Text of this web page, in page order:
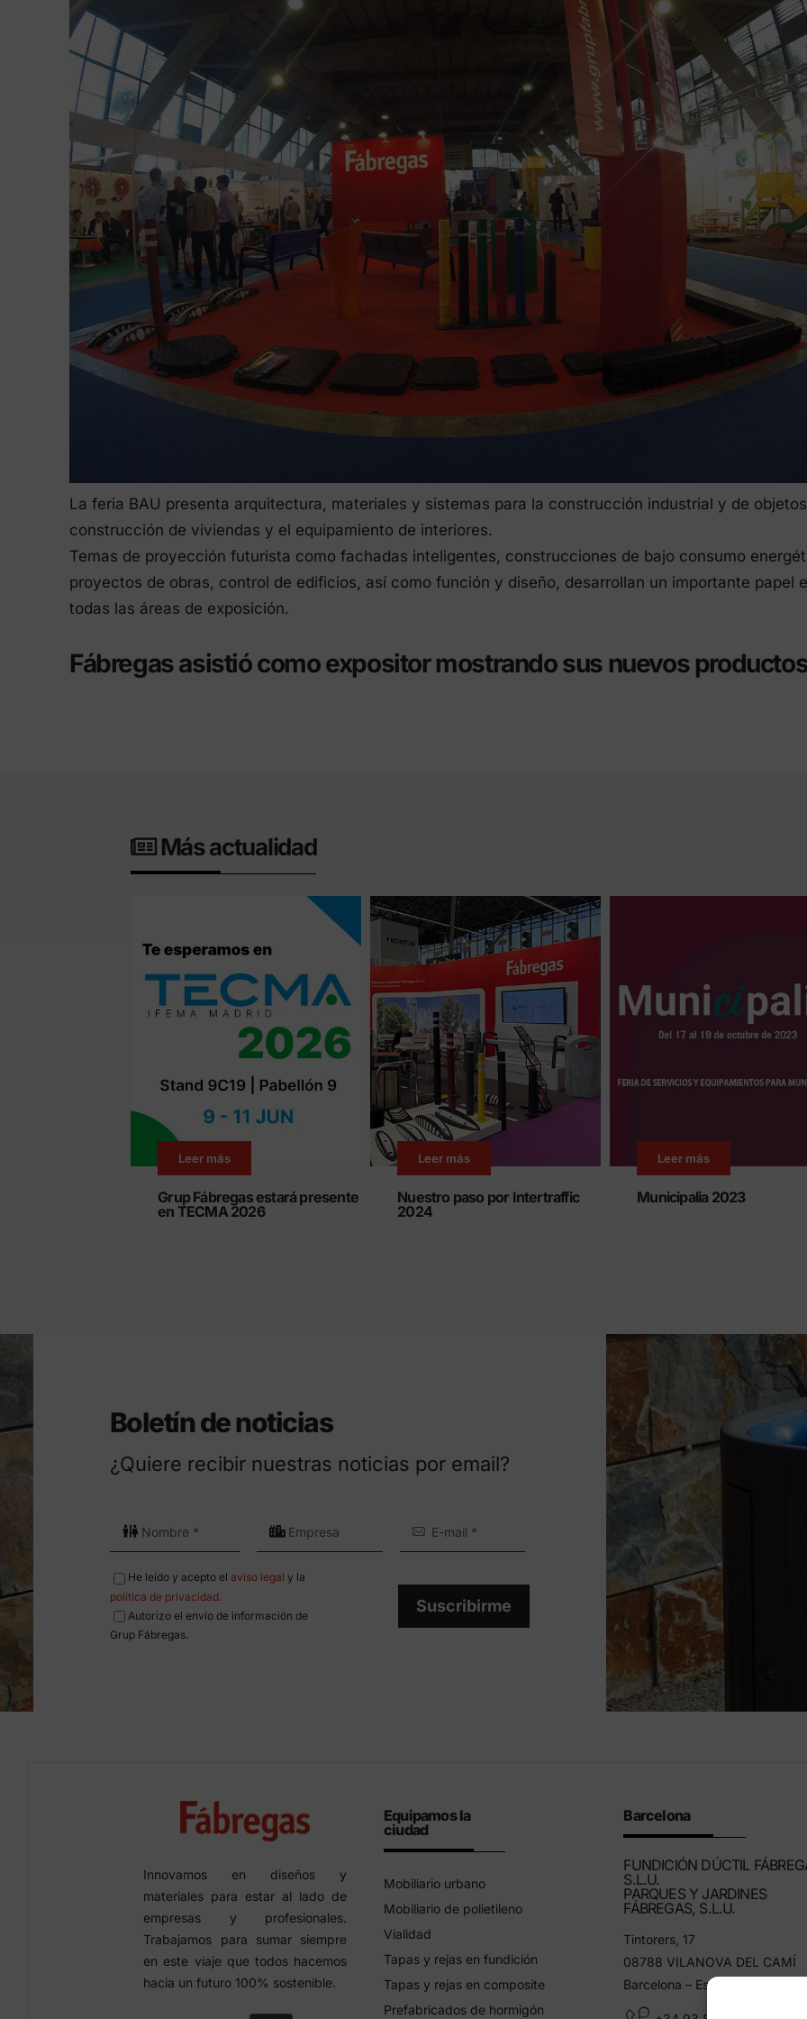
tapas
La feria BAU presenta arquitectura, materiales y sistemas para la construcción industrial y de
construcción de viviendas y el equipamiento de interiores.
Temas de proyección futurista como fachadas inteligentes, construcciones de bajo consumo
proyectos de obras, control de edificios, así como función y diseño, desarrollan un importante papel
todas las áreas de exposición.
Fábregas asistió como expositor mostrando sus nuevos
Más actualidad
Leer más
Grup Fábregas estará presente
en TECMA 2026
Leer más
Nuestro paso por Intertraffic
2024
Leer más
Municipalia 2023
Boletín de noticias
¿Quiere recibir nuestras noticias por email?
He leído y acepto el aviso legal y la
política de privacidad.
Autorizo el envío de información de
Grup Fábregas.
Suscribirme
Innovamos en diseños y
materiales para estar al lado de
empresas y profesionales.
Trabajamos para sumar siempre
en este viaje que todos hacemos
hacia un futuro 100% sostenible.
Equipamos la
ciudad
Mobiliario urbano
Mobiliario de polietileno
Vialidad
Tapas y rejas en fundición
Tapas y rejas en composite
Prefabricados de hormigón
Barcelona
FUNDICIÓN DÚCTIL
S.L.U.
PARQUES Y JARDINES
FÁBREGAS, S.L.U.
Tintorers, 17
08788 VILANOVA DEL CAMÍ
Barcelona – España